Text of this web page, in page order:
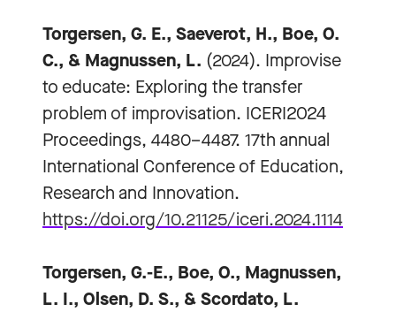
Torgersen, G. E., Saeverot, H., Boe, O.
C., & Magnussen, L. (2024). Improvise
to educate: Exploring the transfer
problem of improvisation. ICERI2024
Proceedings, 4480–4487. 17th annual
International Conference of Education,
Research and Innovation.
https://doi.org/10.21125/iceri.2024.1114
Torgersen, G.-E., Boe, O., Magnussen,
L. I., Olsen, D. S., & Scordato, L.